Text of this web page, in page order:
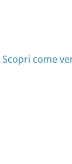
Scopri come